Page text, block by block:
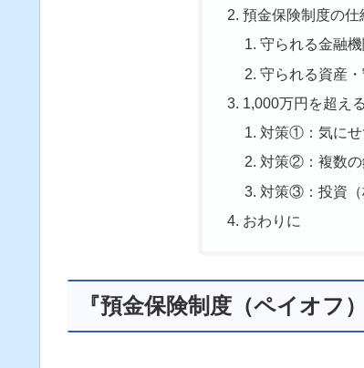
預金保険制度の仕
守られる金融機
守られる資産
1,000万円を超え
対策①：気にせ
対策②：複数の
対策③：投資（
おわりに
『預金保険制度（ペイオフ